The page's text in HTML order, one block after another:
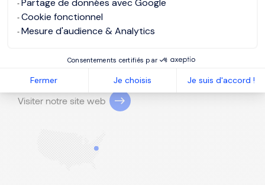
Partage de données avec Google
Cookie fonctionnel
Mesure d'audience & Analytics
Consentements certifiés par
Fermer Je choisis Je suis d'accord !
C.P. 11520 Mexico City
+52 55 1998 4000
États-Unis
Visiter notre site web